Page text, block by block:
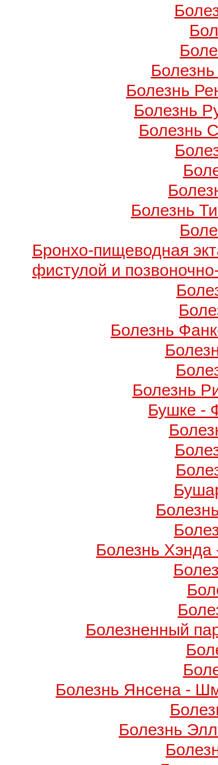
Болезнь
Болезнь
Болезнь
Болезнь
Бронхо-пищеводная
фистулой и
Болезнь
Болезнь
Бушке -
Болезнь
Болезненный
Болезнь Янсена -
Болезнь